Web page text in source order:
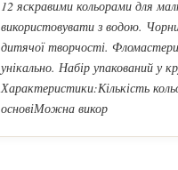
12 яскравими кольорами для
використовувати з водою.
дитячої творчості.
унікально. Набір упакований у
Характеристики:Кількість
основіМожна викор